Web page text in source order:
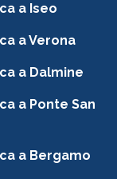
a Iseo
a Verona
a Dalmine
a Ponte San
a Bergamo